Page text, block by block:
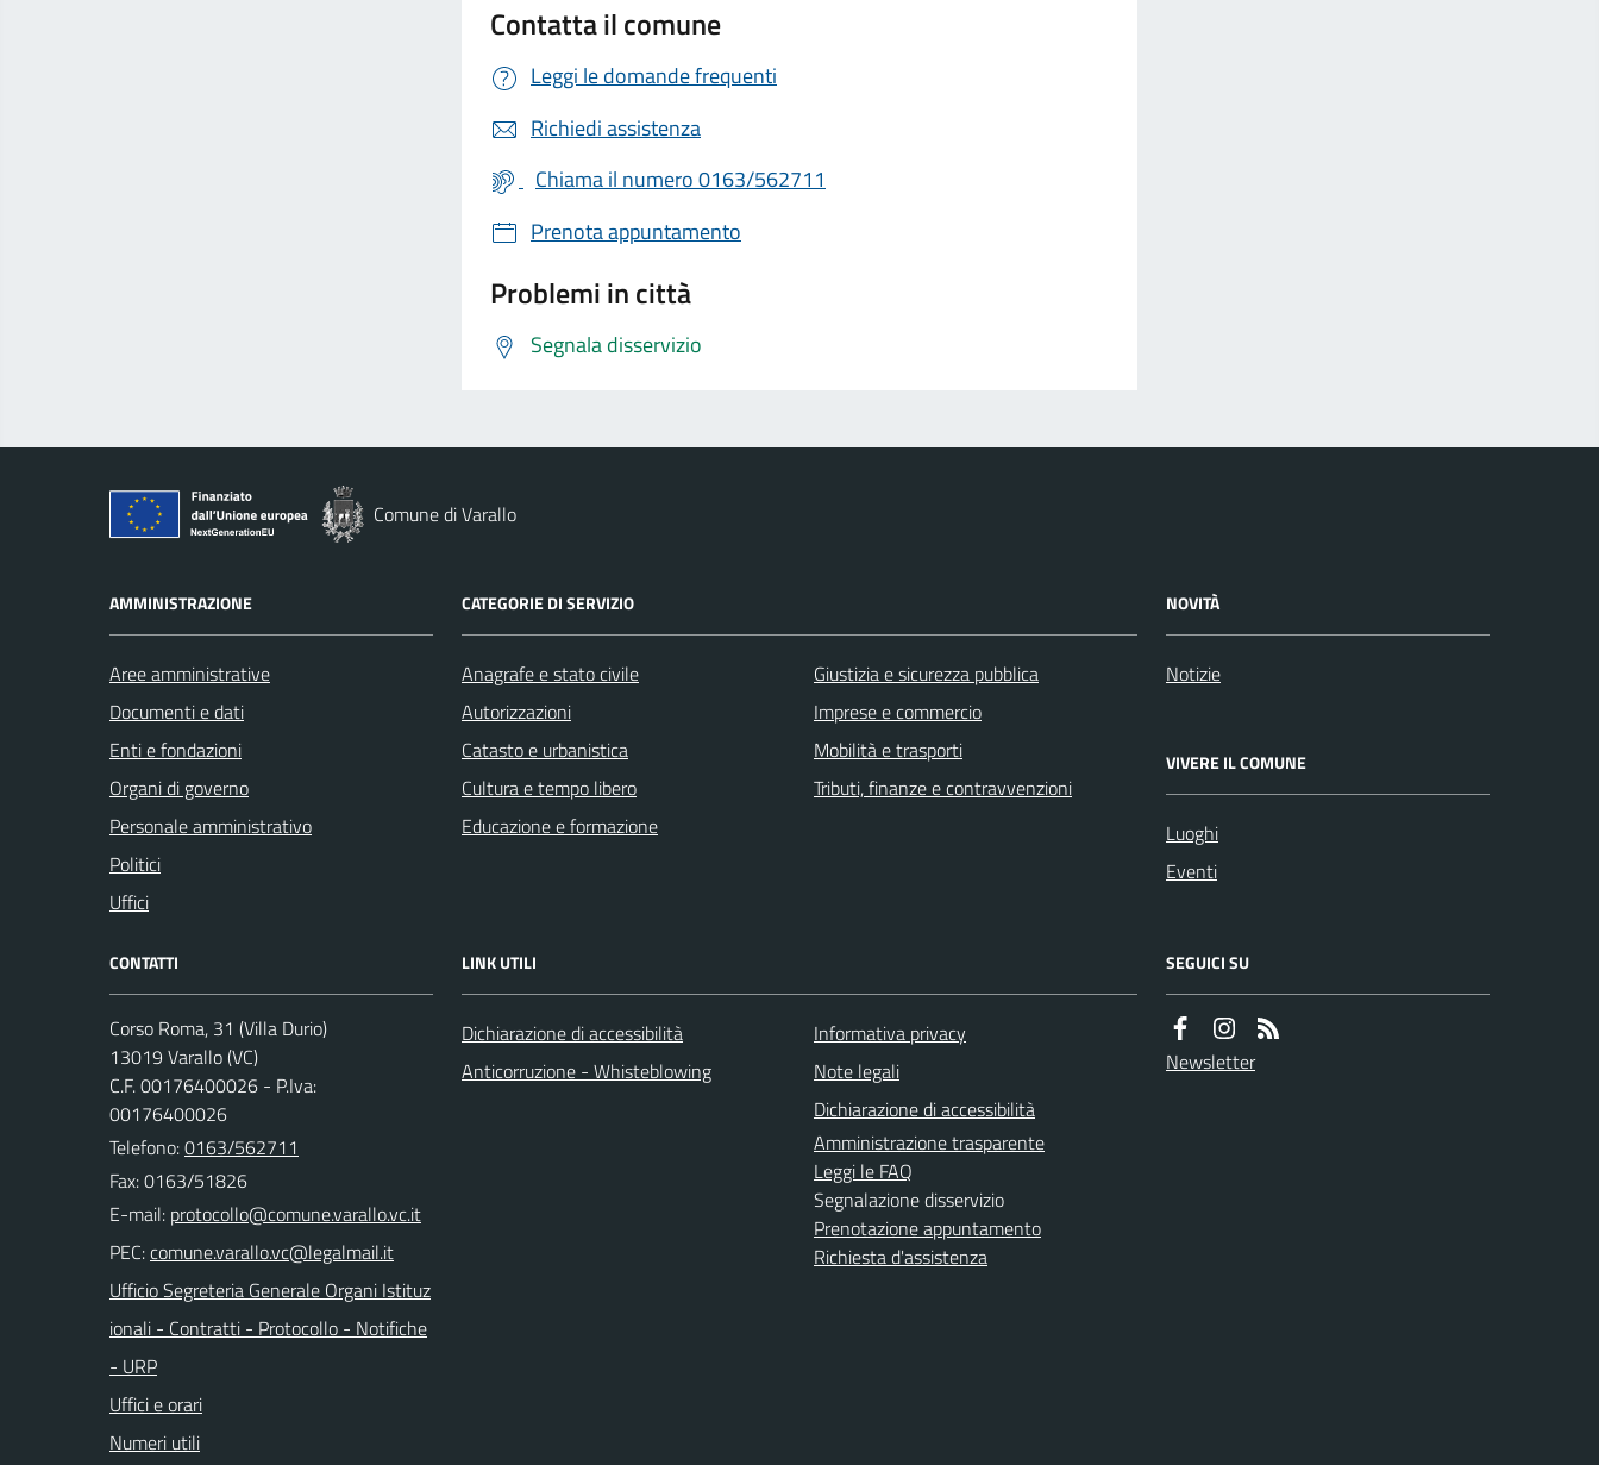
Contatta il comune
Leggi le domande frequenti
Richiedi assistenza
Chiama il numero 0163/562711
Prenota appuntamento
Problemi in città
Segnala disservizio
Comune di Varallo
AMMINISTRAZIONE
Aree amministrative
Documenti e dati
Enti e fondazioni
Organi di governo
Personale amministrativo
Politici
Uffici
CATEGORIE DI SERVIZIO
Anagrafe e stato civile
Autorizzazioni
Catasto e urbanistica
Cultura e tempo libero
Educazione e formazione
Giustizia e sicurezza pubblica
Imprese e commercio
Mobilità e trasporti
Tributi, finanze e contravvenzioni
NOVITÀ
Notizie
VIVERE IL COMUNE
Luoghi
Eventi
CONTATTI
Corso Roma, 31 (Villa Durio)
13019 Varallo (VC)
C.F. 00176400026 - P.Iva:
00176400026
Telefono:0163/562711
Fax: 0163/51826
E-mail:
PEC:
Ufficio Segreteria Generale Organi Istituz
ionali - Contratti - Protocollo - Notifiche
- URP
Uffici e orari
Numeri utili
LINK UTILI
Dichiarazione di accessibilità
Anticorruzione - Whisteblowing
Informativa privacy
Note legali
Dichiarazione di accessibilità
Amministrazione trasparente
Leggi le FAQ
Segnalazione disservizio
Prenotazione appuntamento
Richiesta d'assistenza
SEGUICI SU
Newsletter